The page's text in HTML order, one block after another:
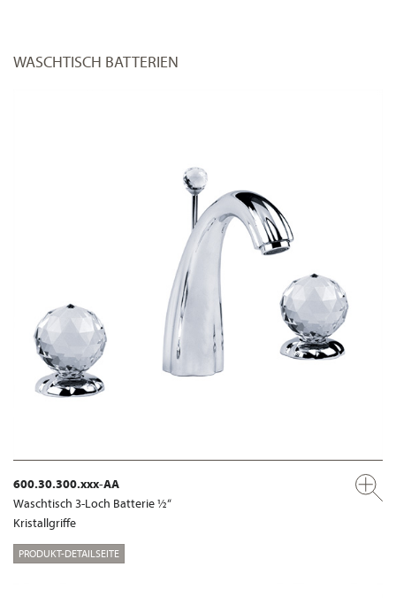
WASCHTISCH BATTERIEN
600.30.300.xxx-AA
Waschtisch 3-Loch Batterie ½“
Kristallgriffe
PRODUKT-DETAILSEITE